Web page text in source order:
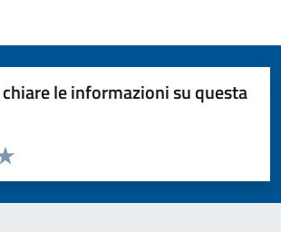
le informazioni su questa
la pagina
5 stelle su 5
4 stelle su 5
su 5
su 5
5